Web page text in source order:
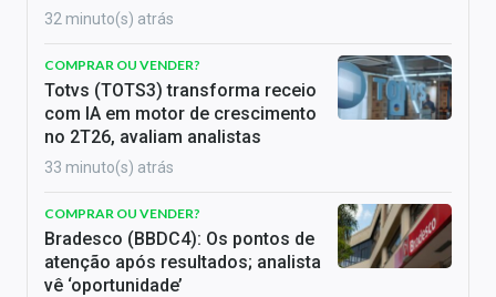
32 minuto(s) atrás
COMPRAR OU VENDER?
Totvs (TOTS3) transforma receio
com IA em motor de crescimento
no 2T26, avaliam analistas
33 minuto(s) atrás
COMPRAR OU VENDER?
Bradesco (BBDC4): Os pontos de
atenção após resultados; analista
vê ‘oportunidade’